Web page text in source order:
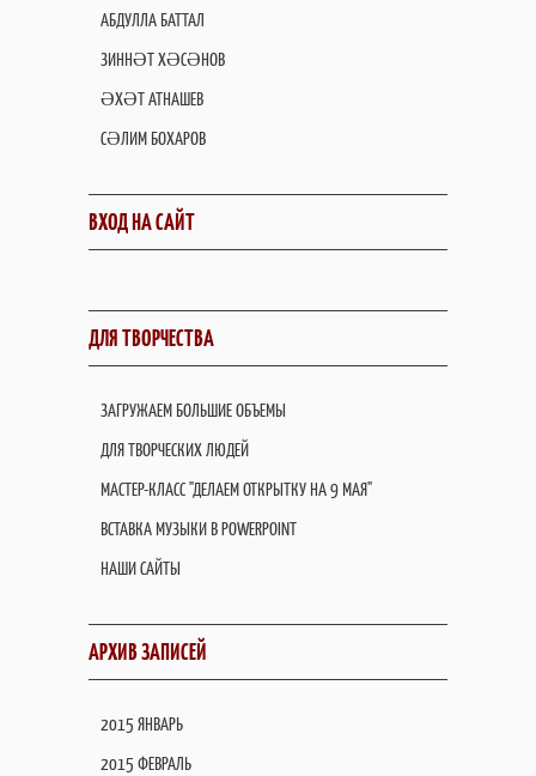
АБДУЛЛА БАТТАЛ
ЗИННӘТ ХӘСӘНОВ
ӘХӘТ АТНАШЕВ
СӘЛИМ БОХАРОВ
ВХОД НА САЙТ
ДЛЯ ТВОРЧЕСТВА
ЗАГРУЖАЕМ БОЛЬШИЕ ОБЪЕМЫ
ДЛЯ ТВОРЧЕСКИХ ЛЮДЕЙ
МАСТЕР-КЛАСС "ДЕЛАЕМ ОТКРЫТКУ НА 9 МАЯ"
ВСТАВКА МУЗЫКИ В POWERPOINT
НАШИ САЙТЫ
АРХИВ ЗАПИСЕЙ
2015 ЯНВАРЬ
2015 ФЕВРАЛЬ